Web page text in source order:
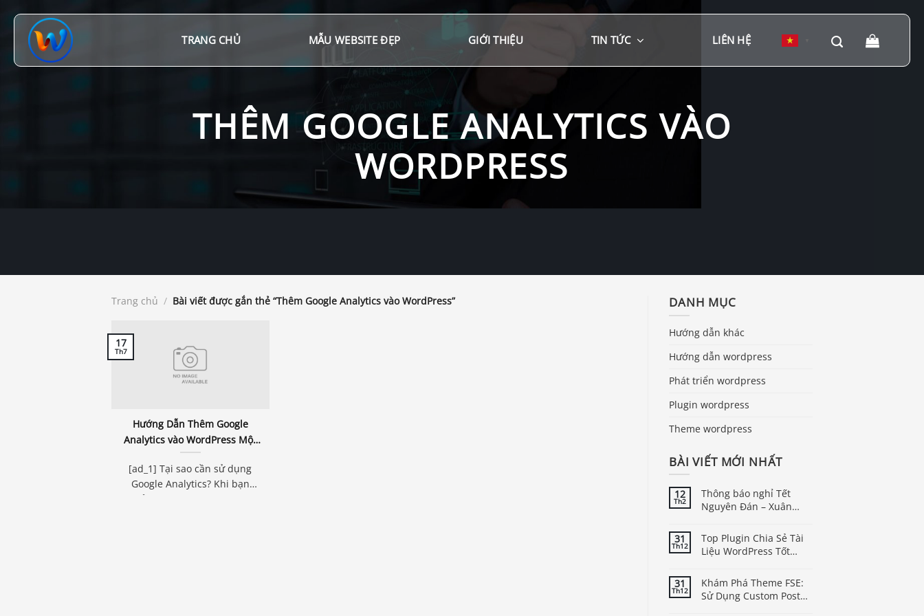
đến
TRANG CHỦ MẪU WEBSITE ĐẸP GIỚI THIỆU TIN TỨC LIÊN HỆ
THÊM GOOGLE ANALYTICS VÀO
WORDPRESS
Trang chủ / Bài viết được gắn thẻ “Thêm Google Analytics vào WordPress”
Hướng Dẫn Thêm Google
Analytics vào WordPress Một
Cách Dễ Dàng
[ad_1] Tại sao cần sử dụng
Google Analytics? Khi bạn
quản lý một website trên...
17
Th7
DANH MỤC
Hướng dẫn khác
Hướng dẫn wordpress
Phát triển wordpress
Plugin wordpress
Theme wordpress
BÀI VIẾT MỚI NHẤT
12
Th2
Thông báo nghỉ Tết
Nguyên Đán – Xuân
31
Th12
Top Plugin Chia Sẻ Tài
Liệu WordPress Tốt
31
Th12
Khám Phá Theme FSE:
Sử Dụng Custom Post